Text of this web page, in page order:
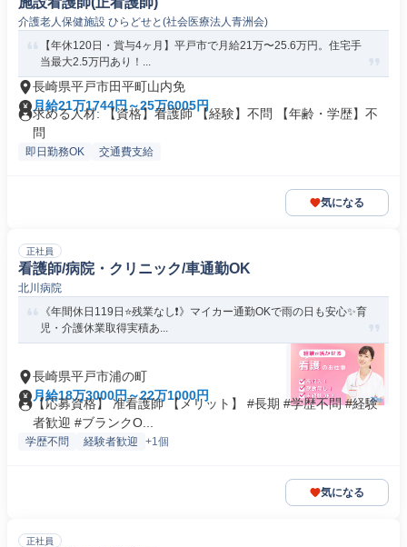
介護老人保健施設 ひらどせと(社会医療法人青洲会)
【年休120日・賞与4ヶ月】平戸市で月給21万〜25.6万円。住宅手
当最大2.5万円あり！...
長崎県平戸市田平町山内免
月給21万1744円～25万6005円
求める人材: 【資格】看護師 【経験】不問 【年齢・学歴】不
問
即日勤務OK 交通費支給
気になる
正社員
看護師/病院・クリニック/車通勤OK
北川病院
《年間休日119日⭐残業なし❗️》マイカー通勤OKで雨の日も安心✨育
児・介護休業取得実積あ...
長崎県平戸市浦の町
月給18万3000円～22万1000円
【応募資格】 准看護師 【メリット】 #長期 #学歴不問 #経験
者歓迎 #ブランクO...
学歴不問 経験者歓迎 +1個
気になる
正社員